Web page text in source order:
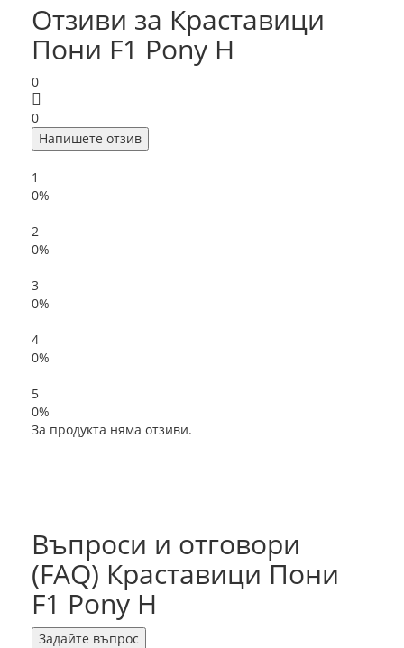
Отзиви за Краставици
Пони F1 Pony H
0
0
Напишете отзив
1
0%
2
0%
3
0%
4
0%
5
0%
За продукта няма отзиви.
Въпроси и отговори
(FAQ) Краставици Пони
F1 Pony H
Задайте въпрос